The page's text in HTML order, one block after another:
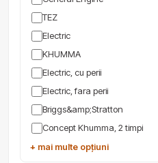
TEZ
Electric
KHUMMA
Electric, cu perii
Electric, fara perii
Briggs&amp;Stratton
Concept Khumma, 2 timpi
+ mai multe opțiuni